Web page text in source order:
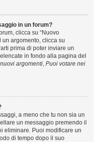
in un forum?
clicca su “Nuovo
un argomento, clicca su
prima di poter inviare un
in fondo alla pagina del
argomenti, Puoi votare nei
a meno che tu non sia un
un messaggio premendo il
eliminare. Puoi modificare un
di tempo dopo il suo